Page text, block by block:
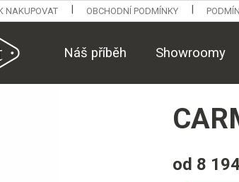
NAKUPOVAT OBCHODNÍ PODMÍNKY
Náš příběh Showroomy
od 8